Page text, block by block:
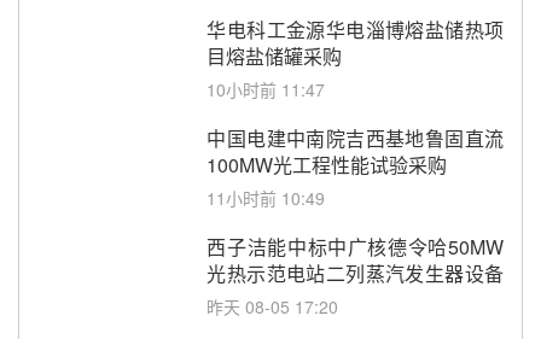
华电科工金源华电淄博熔盐储热项
目熔盐储罐采购
10小时前 11:47
中国电建中南院吉西基地鲁固直流
100MW光工程性能试验采购
11小时前 10:49
西子洁能中标中广核德令哈50MW
光热示范电站二列蒸汽发生器设备
采购
昨天 08-05 17:20